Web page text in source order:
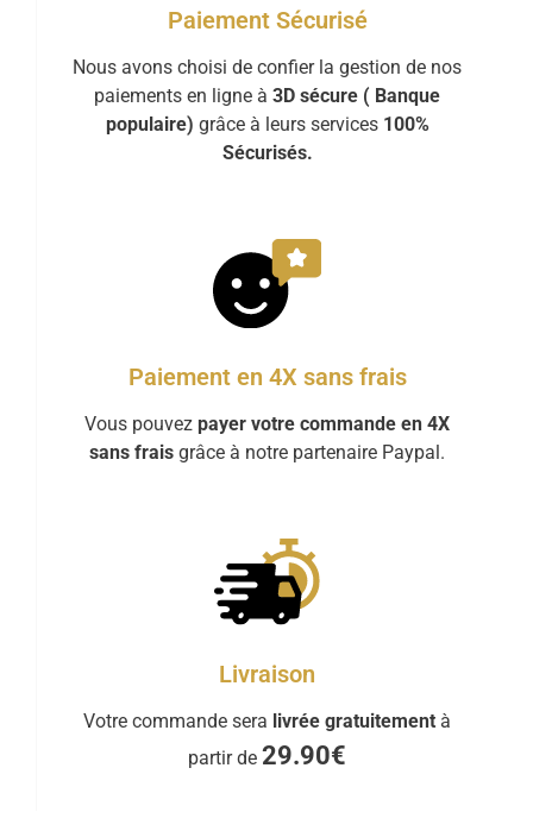
Paiement Sécurisé
Nous avons choisi de confier la gestion de nos
paiements en ligne à 3D sécure ( Banque
populaire) grâce à leurs services 100%
Sécurisés.
Paiement en 4X sans frais
Vous pouvez payer votre commande en 4X
sans frais grâce à notre partenaire Paypal.
Livraison
Votre commande sera livrée gratuitement à
partir de 29.90€